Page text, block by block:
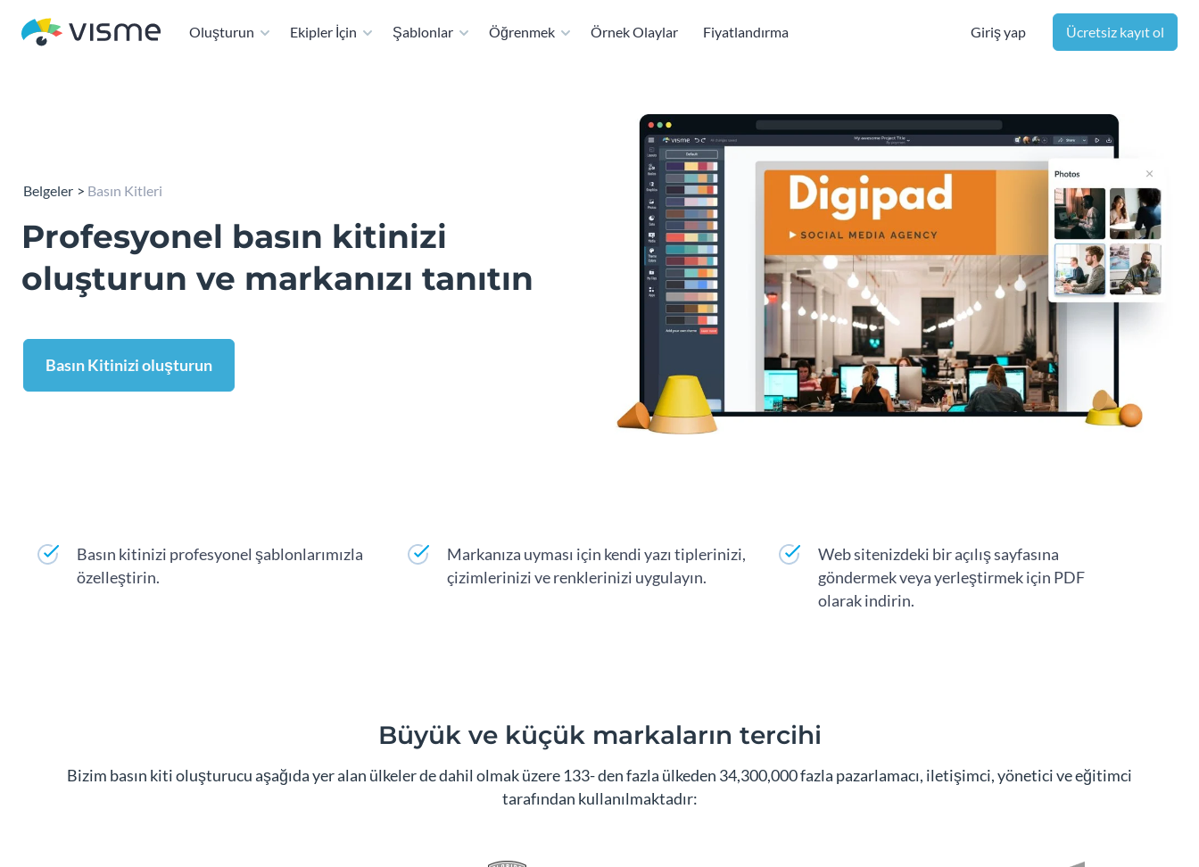
Oluşturun Ekipler İçin Şablonlar Öğrenmek Örnek Olaylar Fiyatlandırma Giriş yap Ücretsiz kayıt ol
Belgeler Basın Kitleri
Profesyonel basın kitinizi
oluşturun ve markanızı tanıtın
Basın Kitinizi oluşturun
Basın kitinizi profesyonel şablonlarımızla
özelleştirin.
Markanıza uyması için kendi yazı tiplerinizi,
çizimlerinizi ve renklerinizi uygulayın.
Web sitenizdeki bir açılış sayfasına
göndermek veya yerleştirmek için PDF
olarak indirin.
Büyük ve küçük markaların tercihi
Bizim basın kiti oluşturucu aşağıda yer alan ülkeler de dahil olmak üzere 133- den fazla ülkeden 34,300,000 fazla pazarlamacı, iletişimci, yönetici ve eğitimci
tarafından kullanılmaktadır: